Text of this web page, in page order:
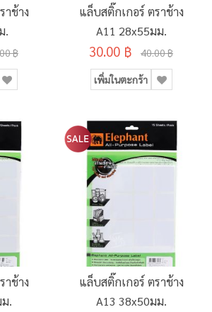
าช้าง
.
฿
แล็บสติ๊กเกอร์ ตราช้าง
A11 28x55มม.
30.00 ฿ 40.00 ฿
เพิ่มในตะกร้า
าช้าง
.
แล็บสติ๊กเกอร์ ตราช้าง
A13 38x50มม.